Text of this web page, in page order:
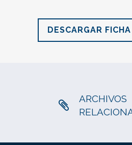
DESCARGAR
ARCHIVOS